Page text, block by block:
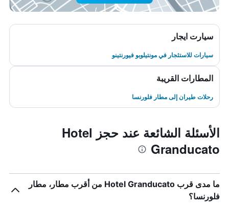
سيارت ايجار
سيارات للاستئجار في مونتيلوبو فيورنتينو
المطارات القريبة
رحلات طيران إلى مطار فلورنسا
الأسئلة الشائعة عند حجز Hotel
Granducato
ما مدى قرب Hotel Granducato من أقرب مطار، مطار
فلورنسا؟